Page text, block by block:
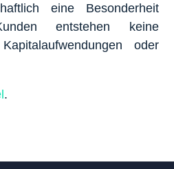
eine Besonderheit
entstehen keine
oder
.